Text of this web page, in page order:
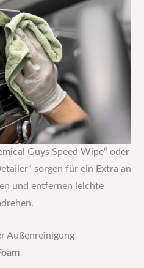
Guys Speed Wipe“ oder
sorgen für ein Extra an
und entfernen leichte
Außenreinigung